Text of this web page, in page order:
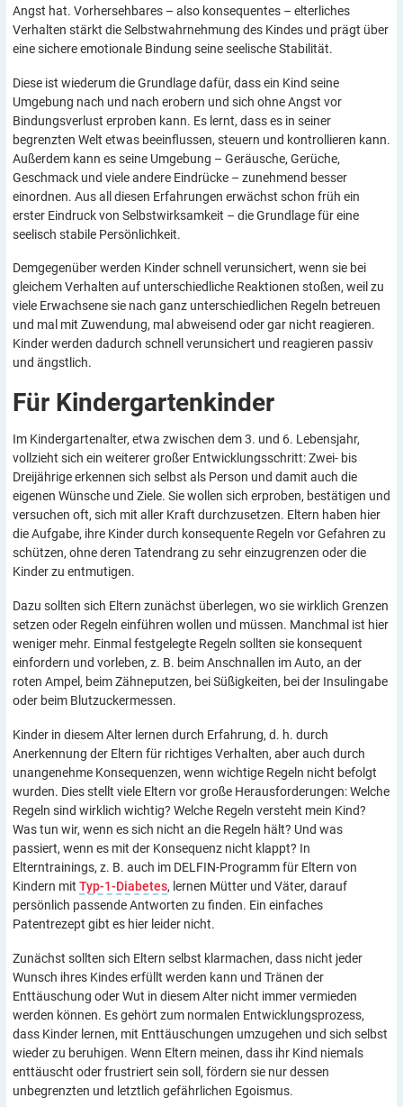
Angst hat. Vorhersehbares – also konsequentes – elterliches
Verhalten stärkt die Selbstwahrnehmung des Kindes und prägt über
eine sichere emotionale Bindung seine seelische Stabilität.
Diese ist wiederum die Grundlage dafür, dass ein Kind seine
Umgebung nach und nach erobern und sich ohne Angst vor
Bindungsverlust erproben kann. Es lernt, dass es in seiner
begrenzten Welt etwas beeinflussen, steuern und kontrollieren kann.
Außerdem kann es seine Umgebung – Geräusche, Gerüche,
Geschmack und viele andere Eindrücke – zunehmend besser
einordnen. Aus all diesen Erfahrungen erwächst schon früh ein
erster Eindruck von Selbstwirksamkeit – die Grundlage für eine
seelisch stabile Persönlichkeit.
Demgegenüber werden Kinder schnell verunsichert, wenn sie bei
gleichem Verhalten auf unterschiedliche Reaktionen stoßen, weil zu
viele Erwachsene sie nach ganz unterschiedlichen Regeln betreuen
und mal mit Zuwendung, mal abweisend oder gar nicht reagieren.
Kinder werden dadurch schnell verunsichert und reagieren passiv
und ängstlich.
Für Kindergartenkinder
Im Kindergartenalter, etwa zwischen dem 3. und 6. Lebensjahr,
vollzieht sich ein weiterer großer Entwicklungsschritt: Zwei- bis
Dreijährige erkennen sich selbst als Person und damit auch die
eigenen Wünsche und Ziele. Sie wollen sich erproben, bestätigen und
versuchen oft, sich mit aller Kraft durchzusetzen. Eltern haben hier
die Aufgabe, ihre Kinder durch konsequente Regeln vor Gefahren zu
schützen, ohne deren Tatendrang zu sehr einzugrenzen oder die
Kinder zu entmutigen.
Dazu sollten sich Eltern zunächst überlegen, wo sie wirklich Grenzen
setzen oder Regeln einführen wollen und müssen. Manchmal ist hier
weniger mehr. Einmal festgelegte Regeln sollten sie konsequent
einfordern und vorleben, z. B. beim Anschnallen im Auto, an der
roten Ampel, beim Zähneputzen, bei Süßigkeiten, bei der Insulingabe
oder beim Blutzuckermessen.
Kinder in diesem Alter lernen durch Erfahrung, d. h. durch
Anerkennung der Eltern für richtiges Verhalten, aber auch durch
unangenehme Konsequenzen, wenn wichtige Regeln nicht befolgt
wurden. Dies stellt viele Eltern vor große Herausforderungen: Welche
Regeln sind wirklich wichtig? Welche Regeln versteht mein Kind?
Was tun wir, wenn es sich nicht an die Regeln hält? Und was
passiert, wenn es mit der Konsequenz nicht klappt? In
Elterntrainings, z. B. auch im DELFIN-Programm für Eltern von
Kindern mit Typ-1-Diabetes, lernen Mütter und Väter, darauf
persönlich passende Antworten zu finden. Ein einfaches
Patentrezept gibt es hier leider nicht.
Zunächst sollten sich Eltern selbst klarmachen, dass nicht jeder
Wunsch ihres Kindes erfüllt werden kann und Tränen der
Enttäuschung oder Wut in diesem Alter nicht immer vermieden
werden können. Es gehört zum normalen Entwicklungsprozess,
dass Kinder lernen, mit Enttäuschungen umzugehen und sich selbst
wieder zu beruhigen. Wenn Eltern meinen, dass ihr Kind niemals
enttäuscht oder frustriert sein soll, fördern sie nur dessen
unbegrenzten und letztlich gefährlichen Egoismus.